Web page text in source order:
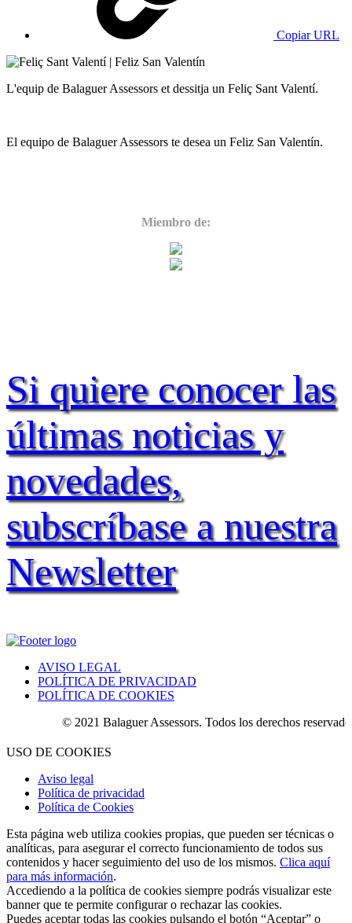
Copiar URL
L'equip de Balaguer Assessors et dessitja un Feliç Sant Valentí.
El equipo de Balaguer Assessors te desea un Feliz San Valentín.
Miembro de:
Si quiere conocer las
últimas noticias y
novedades,
subscríbase a nuestra
Newsletter
AVISO LEGAL
POLÍTICA DE PRIVACIDAD
POLÍTICA DE COOKIES
© 2021 Balaguer Assessors. Todos los derechos reservados.
USO DE COOKIES
Aviso legal
Política de privacidad
Política de Cookies
Esta página web utiliza cookies propias, que pueden ser técnicas o
analíticas, para asegurar el correcto funcionamiento de todos sus
contenidos y hacer seguimiento del uso de los mismos. Clica aquí
para más información.
Accediendo a la política de cookies siempre podrás visualizar este
banner que te permite configurar o rechazar las cookies.
Puedes aceptar todas las cookies pulsando el botón “Aceptar” o